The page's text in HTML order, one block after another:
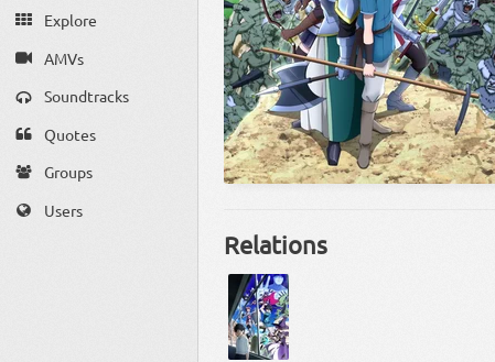
Explore
AMVs
Soundtracks
Quotes
Groups
Users
Relations